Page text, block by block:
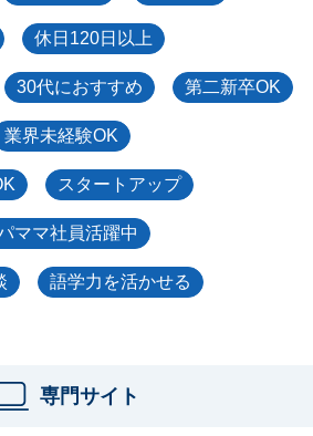
休日120日以上
30代におすすめ 第二新卒OK
業界未経験OK
スタートアップ
ママ社員活躍中
語学力を活かせる
専門サイト